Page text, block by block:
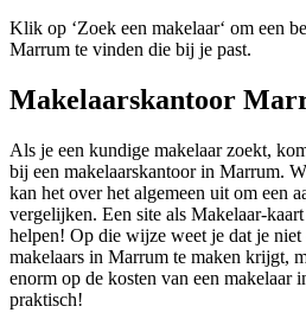
Klik op ‘Zoek een makelaar‘ om een
Marrum te vinden die bij je past.
Makelaarskantoor
Als je een kundige makelaar zoekt,
bij een makelaarskantoor in Marrum.
kan het over het algemeen uit om een
vergelijken. Een site als Makelaar-
helpen! Op die wijze weet je dat je
makelaars in Marrum te maken krijgt,
enorm op de kosten van een makelaar
praktisch!